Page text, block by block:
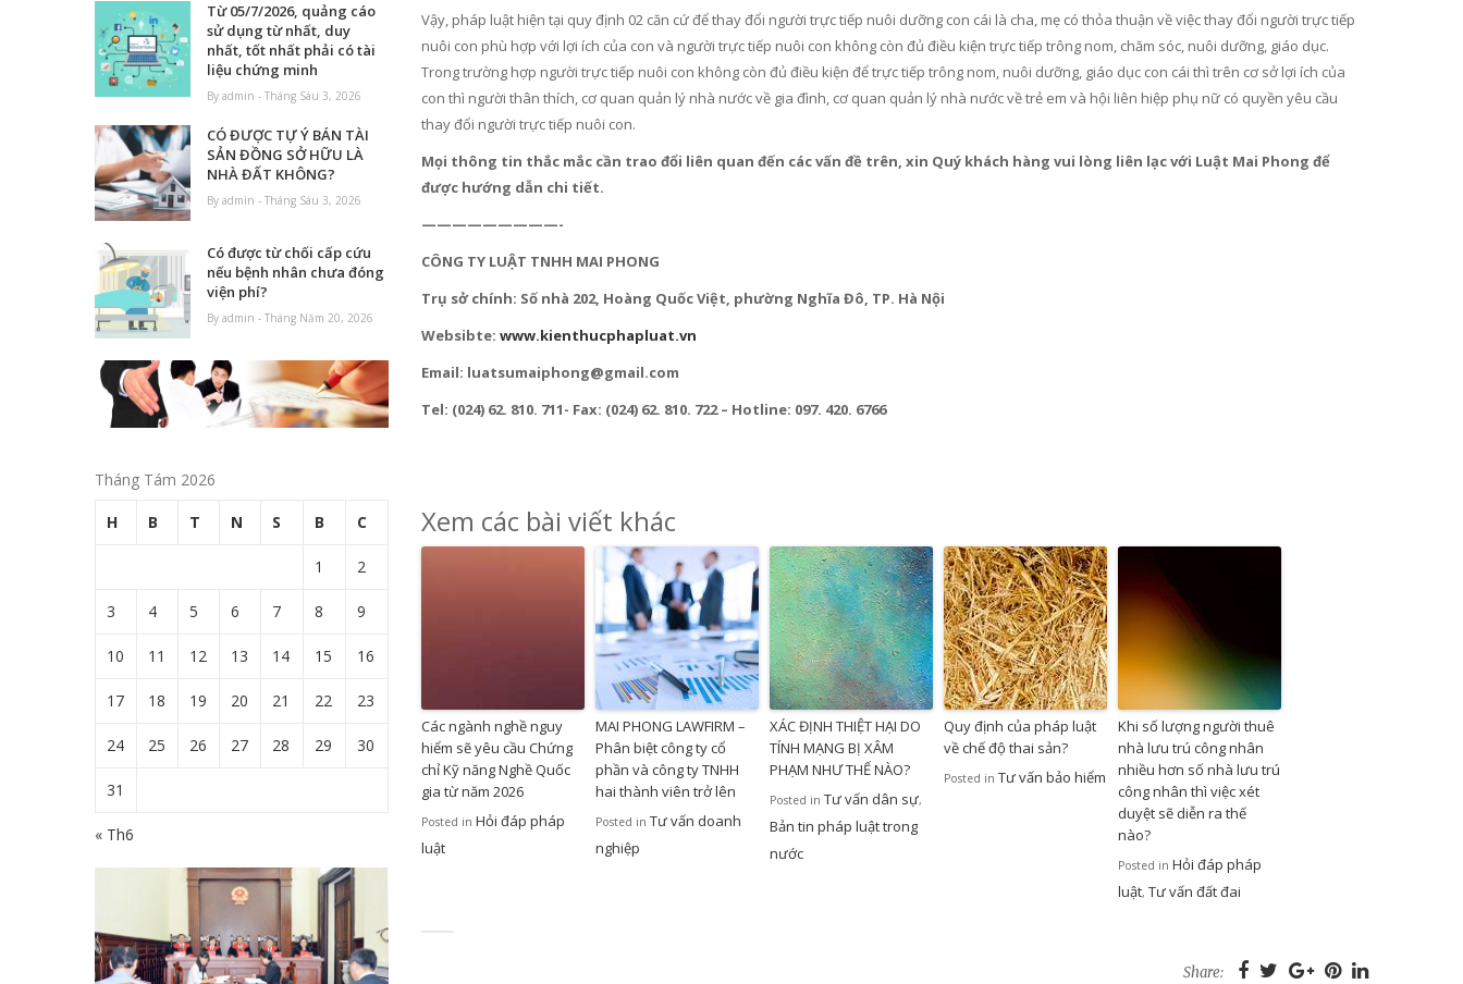
Vậy, pháp luật hiện tại quy định 02 căn cứ để thay đổi người trực tiếp nuôi dưỡng con cái là cha, mẹ có thỏa thuận về việc thay đổi người trực tiếp
nuôi con phù hợp với lợi ích của con và người trực tiếp nuôi con không còn đủ điều kiện trực tiếp trông nom, chăm sóc, nuôi dưỡng, giáo dục.
Trong trường hợp người trực tiếp nuôi con không còn đủ điều kiện để trực tiếp trông nom, nuôi dưỡng, giáo dục con cái thì trên cơ sở lợi ích của
con thì người thân thích, cơ quan quản lý nhà nước về gia đình, cơ quan quản lý nhà nước về trẻ em và hội liên hiệp phụ nữ có quyền yêu cầu
thay đổi người trực tiếp nuôi con.
Mọi thông tin thắc mắc cần trao đổi liên quan đến các vấn đề trên, xin Quý khách hàng vui lòng liên lạc với Luật Mai Phong để
được hướng dẫn chi tiết.
—————————-
CÔNG TY LUẬT TNHH MAI PHONG
Trụ sở chính: Số nhà 202, Hoàng Quốc Việt, phường Nghĩa Đô, TP. Hà Nội
Websibte: www.kienthucphapluat.vn
Email: luatsumaiphong@gmail.com
Tel: (024) 62. 810. 711- Fax: (024) 62. 810. 722 – Hotline: 097. 420. 6766
Xem các bài viết khác
Các ngành nghề nguy
hiểm sẽ yêu cầu Chứng
chỉ Kỹ năng Nghề Quốc
gia từ năm 2026
Posted in Hỏi đáp pháp
luật
MAI PHONG LAWFIRM –
Phân biệt công ty cổ
phần và công ty TNHH
hai thành viên trở lên
Posted in Tư vấn doanh
nghiệp
XÁC ĐỊNH THIỆT HẠI DO
TÍNH MẠNG BỊ XÂM
PHẠM NHƯ THẾ NÀO?
Posted in Tư vấn dân sự,
Bản tin pháp luật trong
nước
Quy định của pháp luật
về chế độ thai sản?
Posted in Tư vấn bảo hiểm
Khi số lượng người thuê
nhà lưu trú công nhân
nhiều hơn số nhà lưu trú
công nhân thì việc xét
duyệt sẽ diễn ra thế
nào?
Posted in Hỏi đáp pháp
luật, Tư vấn đất đai
Share:
Từ 05/7/2026, quảng cáo
sử dụng từ nhất, duy
nhất, tốt nhất phải có tài
liệu chứng minh
By admin - Tháng Sáu 3, 2026
CÓ ĐƯỢC TỰ Ý BÁN TÀI
SẢN ĐỒNG SỞ HỮU LÀ
NHÀ ĐẤT KHÔNG?
By admin - Tháng Sáu 3, 2026
Có được từ chối cấp cứu
nếu bệnh nhân chưa đóng
viện phí?
By admin - Tháng Năm 20, 2026
Tháng Tám 2026
H B T N S B C
1 2
3 4 5 6 7 8 9
10 11 12 13 14 15 16
17 18 19 20 21 22 23
24 25 26 27 28 29 30
31
« Th6